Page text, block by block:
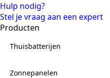
Hulp nodig?
Stel je vraag aan een expert
Producten
Thuisbatterijen
Zonnepanelen